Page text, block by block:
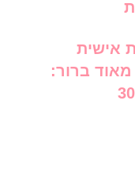
אישית
ברור: